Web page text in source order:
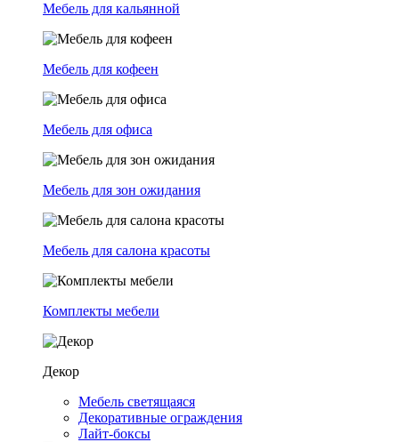
Мебель для кальянной
Мебель для кофеен
Мебель для офиса
Мебель для зон ожидания
Мебель для салона красоты
Комплекты мебели
Декор
Мебель светящаяся
Декоративные ограждения
Лайт-боксы